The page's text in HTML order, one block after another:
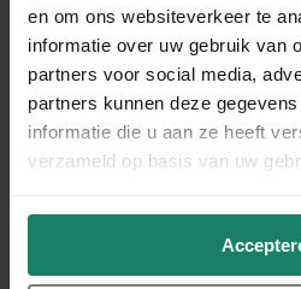
en om ons websiteverkeer te
informatie over uw gebruik van
partners voor social media,
partners kunnen deze
informatie die u aan ze heeft
verzameld op basis van uw